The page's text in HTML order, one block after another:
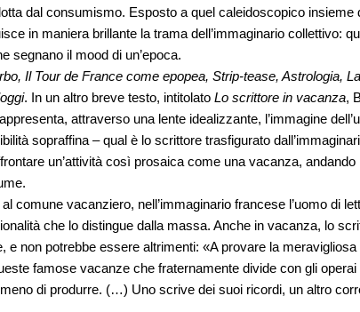
dal consumismo. Esposto a quel caleidoscopico insieme
in maniera brillante la trama dell’immaginario collettivo:
segnano il mood di un’epoca.
Il Tour de France come epopea, Strip-tease, Astrologia,
. In un altro breve testo, intitolato Lo scrittore in vacanza,
attraverso una lente idealizzante, l’immagine
sopraffina – qual è lo scrittore trasfigurato
un’attività così prosaica come una vacanza, andando
comune vacanziero, nell’immaginario francese l’uomo di
che lo distingue dalla massa. Anche in vacanza, lo
non potrebbe essere altrimenti: «A provare la meravigliosa
famose vacanze che fraternamente divide con gli operai
di produrre. (…) Uno scrive dei suoi ricordi, un altro